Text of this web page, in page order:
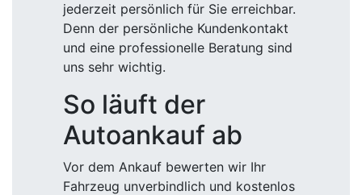
jederzeit persönlich für Sie erreichbar.
Denn der persönliche Kundenkontakt
und eine professionelle Beratung sind
uns sehr wichtig.
So läuft der
Autoankauf ab
Vor dem Ankauf bewerten wir Ihr
Fahrzeug unverbindlich und kostenlos